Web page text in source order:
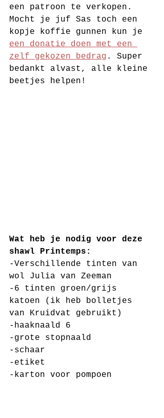
een patroon te verkopen.
Mocht je juf Sas toch een
kopje koffie gunnen kun je
een donatie doen met een
zelf gekozen bedrag . Super
bedankt alvast, alle kleine
beetjes helpen!
Wat heb je nodig voor deze
shawl Printemps:
-Verschillende tinten van
wol Julia van Zeeman
-6 tinten groen/grijs
katoen (ik heb bolletjes
van Kruidvat gebruikt)
-haaknaald 6
-grote stopnaald
-schaar
-etiket
-karton voor pompoen